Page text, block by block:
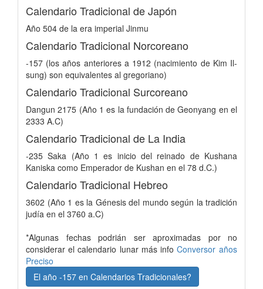
Calendario Tradicional de Japón
Año 504 de la era imperial Jinmu
Calendario Tradicional Norcoreano
-157 (los años anteriores a 1912 (nacimiento de Kim Il-
sung) son equivalentes al gregoriano)
Calendario Tradicional Surcoreano
Dangun 2175 (Año 1 es la fundación de Geonyang en el
2333 A.C)
Calendario Tradicional de La India
-235 Saka (Año 1 es inicio del reinado de Kushana
Kaniska como Emperador de Kushan en el 78 d.C.)
Calendario Tradicional Hebreo
3602 (Año 1 es la Génesis del mundo según la tradición
judía en el 3760 a.C)
*Algunas fechas podrián ser aproximadas por no
considerar el calendario lunar más info Conversor años
Preciso
El año -157 en Calendarios Tradicionales?